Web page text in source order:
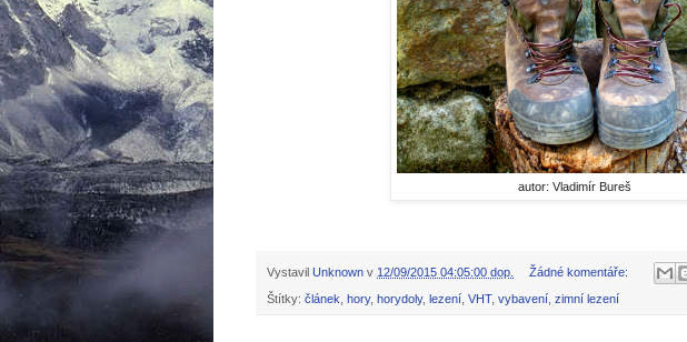
autor: Vladimír Bureš
Vystavil Unknown v 12/09/2015 04:05:00 dop. Žádné komentáře:
Štítky: článek hory, horydoly, lezení VHT, vybavení zimní lezení